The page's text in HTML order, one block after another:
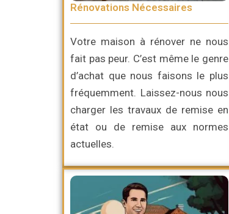
Rénovations Nécessaires
Votre maison à rénover ne nous
fait pas peur. C’est même le genre
d’achat que nous faisons le plus
fréquemment. Laissez-nous nous
charger les travaux de remise en
état ou de remise aux normes
actuelles.